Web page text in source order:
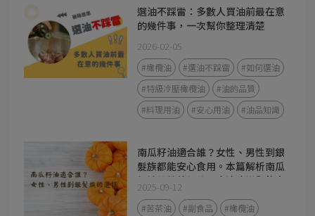
選油不踩雷：多數人買油前最在意
的幾件事，一次幫你整理清楚
2026-02-05
#橄欖油 #選油不踩雷
#如何選油
#特級冷壓橄欖油
#油的品質
#料理用油
#安心用油 #油品知識
南瓜籽油適合誰？女性、男性到銀
髮族都能安心食用。本篇解析南瓜
籽油的營養價值、吃法建議與飲食
應用，幫助你找到最適合的好油選
擇。
2025-09-12
#苦茶油 #副食品
#橄欖油